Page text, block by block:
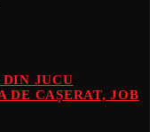
JUCU
DE CAȘERAT, JOB